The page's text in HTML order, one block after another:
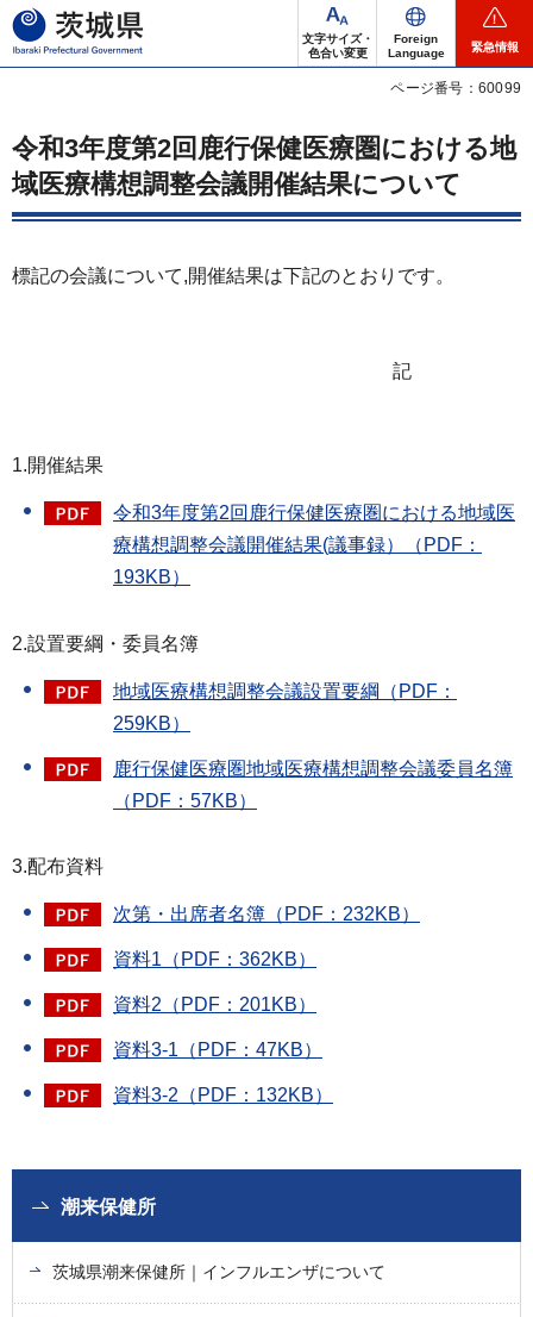
茨城県
文字サイズ・
色合い変更
Foreign
Language
緊急情報
ページ番号：60099
令和3年度第2回鹿行保健医療圏における地
域医療構想調整会議開催結果について
標記の会議について,開催結果は下記のとおりです。
記
1.開催結果
令和3年度第2回鹿行保健医療圏における地域医
療構想調整会議開催結果(議事録）（PDF：
193KB）
2.設置要綱・委員名簿
地域医療構想調整会議設置要綱（PDF：
259KB）
鹿行保健医療圏地域医療構想調整会議委員名簿
（PDF：57KB）
3.配布資料
次第・出席者名簿（PDF：232KB）
資料1（PDF：362KB）
資料2（PDF：201KB）
資料3-1（PDF：47KB）
資料3-2（PDF：132KB）
潮来保健所
茨城県潮来保健所｜インフルエンザについて